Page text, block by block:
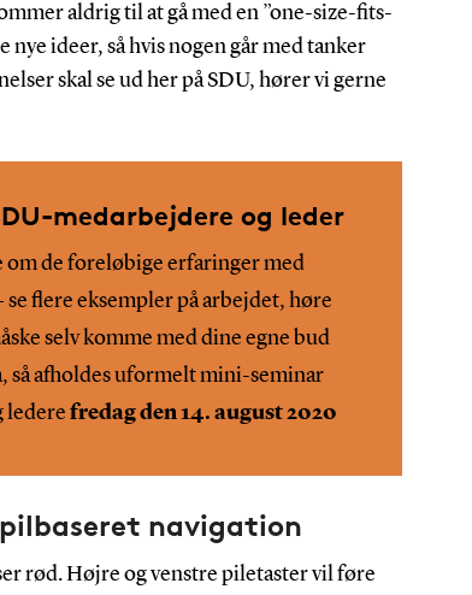
aldrig til at gå med en ”one-size-fits-
ideer, så hvis nogen går med tanker
skal se ud her på SDU, hører vi gerne
medarbejdere og leder
om de foreløbige erfaringer med
flere eksempler på arbejdet, høre
selv komme med dine egne bud
så afholdes uformelt mini-seminar
ledere fredag den 14. august 2020
navigation
rød. Højre og venstre piletaster vil føre